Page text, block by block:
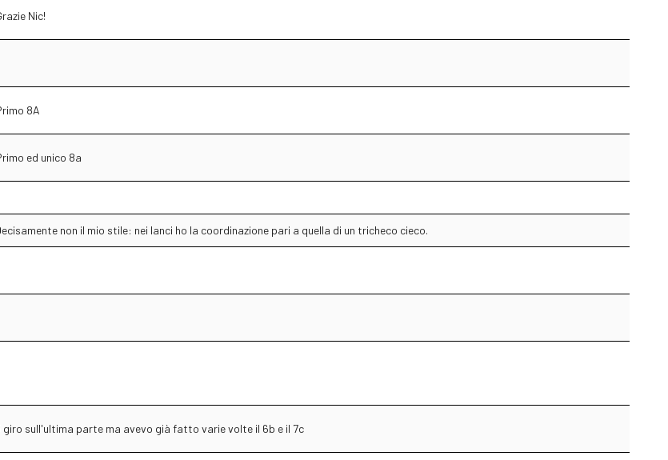
Nic!
8A
ed unico 8a
non il mio stile: nei lanci ho la coordinazione pari a quella di un tricheco cieco.
giro sull'ultima parte ma avevo già fatto varie volte il 6b e il 7c